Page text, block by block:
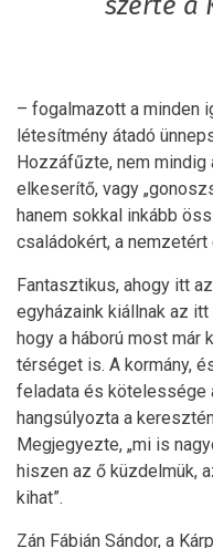
szerte a
– fogalmazott a minden
létesítmény átadó
Hozzáfűzte, nem
elkeserítő, vagy
hanem sokkal inkább
családokért, a nemzetért
Fantasztikus, ahogy itt
egyházaink kiállnak az
hogy a háború most már
térséget is. A kormány,
feladata és kötelessége
hangsúlyozta a
Megjegyezte, „mi is
hiszen az ő küzdelmük,
kihat”.
Zán Fábián Sándor, a